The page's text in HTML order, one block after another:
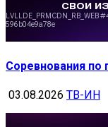
Соревнования по
03.08.2026 ТВ-ИН